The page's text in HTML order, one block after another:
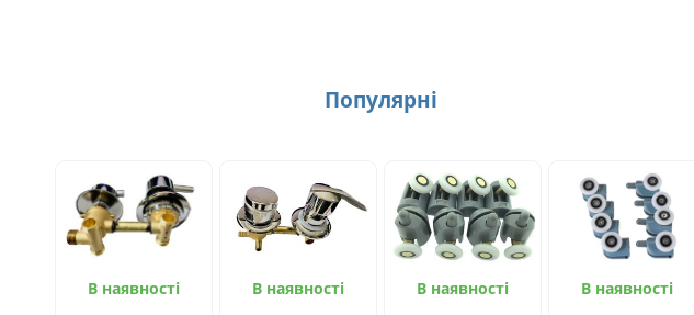
Популярнi
В наявності В наявності В наявності В наявності